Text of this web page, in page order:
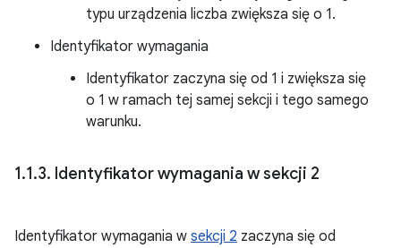
typu urządzenia liczba zwiększa się o 1.
Identyfikator wymagania
Identyfikator zaczyna się od 1 i zwiększa się
o 1 w ramach tej samej sekcji i tego samego
warunku.
1.1.3. Identyfikator wymagania w sekcji 2
Identyfikator wymagania w sekcji 2 zaczyna się od